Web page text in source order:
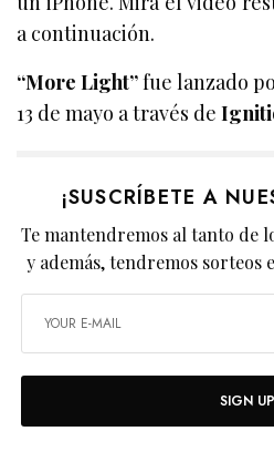
a continuación.
“More Light”fue lanzado
13 de mayo a través de
¡SUSCRÍBETE A
Te mantendremos al tanto de
y además, tendremos sorteos
SIGN UP